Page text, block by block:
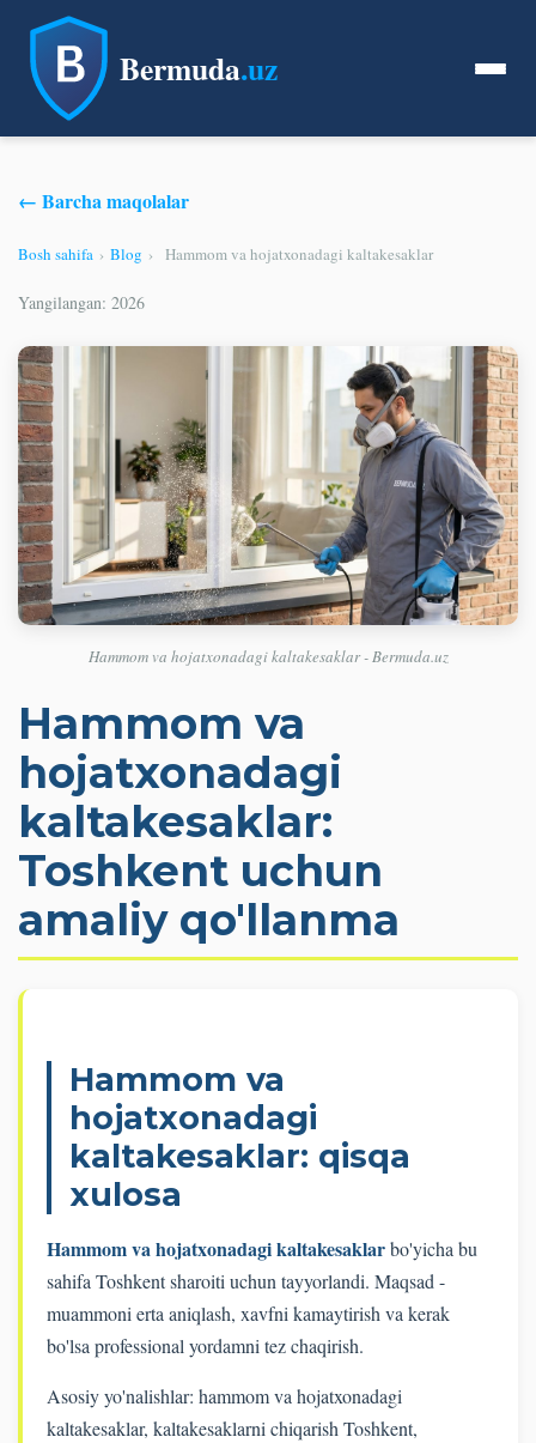
Bermuda.uz
← Barcha maqolalar
Bosh sahifa › Blog › Hammom va hojatxonadagi kaltakesaklar
Yangilangan: 2026
Hammom va hojatxonadagi kaltakesaklar - Bermuda.uz
Hammom va
hojatxonadagi
kaltakesaklar:
Toshkent uchun
amaliy qo'llanma
Hammom va
hojatxonadagi
kaltakesaklar: qisqa
xulosa
Hammom va hojatxonadagi kaltakesaklarbo'yicha bu
sahifa Toshkent sharoiti uchun tayyorlandi. Maqsad -
muammoni erta aniqlash, xavfni kamaytirish va kerak
bo'lsa professional yordamni tez chaqirish.
Asosiy yo'nalishlar: hammom va hojatxonadagi
kaltakesaklar, kaltakesaklarni chiqarish Toshkent,